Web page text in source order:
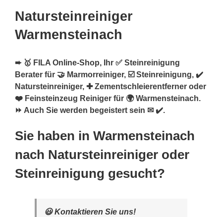
Natursteinreiniger
Warmensteinach
➨ 🥇 FILA Online-Shop, Ihr ✅ Steinreinigung
Berater für 🤝 Marmorreiniger, ☑️ Steinreinigung, ✔️
Natursteinreiniger, ✚ Zementschleierentferner oder
❤️ Feinsteinzeug Reiniger für 🌍 Warmensteinach.
⏩ Auch Sie werden begeistert sein ✉ ✔️.
Sie haben in Warmensteinach
nach Natursteinreiniger oder
Steinreinigung gesucht?
😃 Kontaktieren Sie uns!